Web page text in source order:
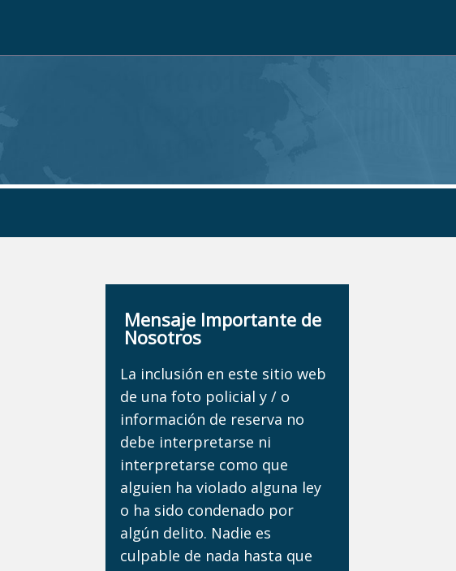
Mensaje Importante de
Nosotros
La inclusión en este sitio web
de una foto policial y / o
información de reserva no
debe interpretarse ni
interpretarse como que
alguien ha violado alguna ley
o ha sido condenado por
algún delito. Nadie es
culpable de nada hasta que